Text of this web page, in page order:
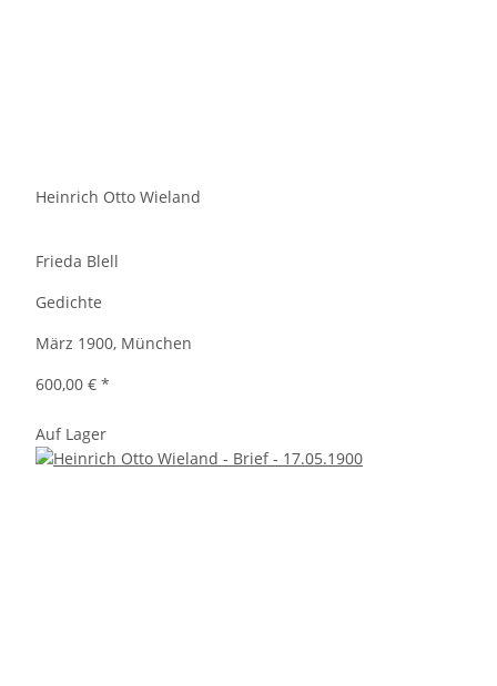
Heinrich Otto Wieland
Frieda Blell
Gedichte
März 1900, München
600,00 € *
Auf Lager